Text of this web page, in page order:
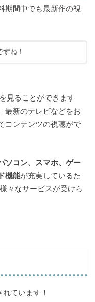
期間中でも最新作の視
ね！
見ることができます
最新のテレビなどをお
コンテンツの視聴がで
ソコン、スマホ、ゲー
機能が充実しているた
々なサービスが受けら
ています！